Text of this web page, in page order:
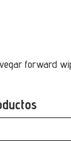
forward